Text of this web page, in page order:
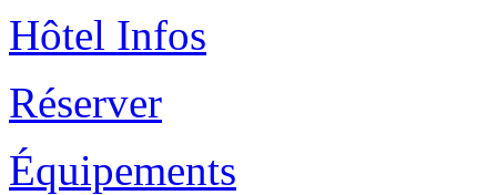
Hôtel Infos
Réserver
Équipements